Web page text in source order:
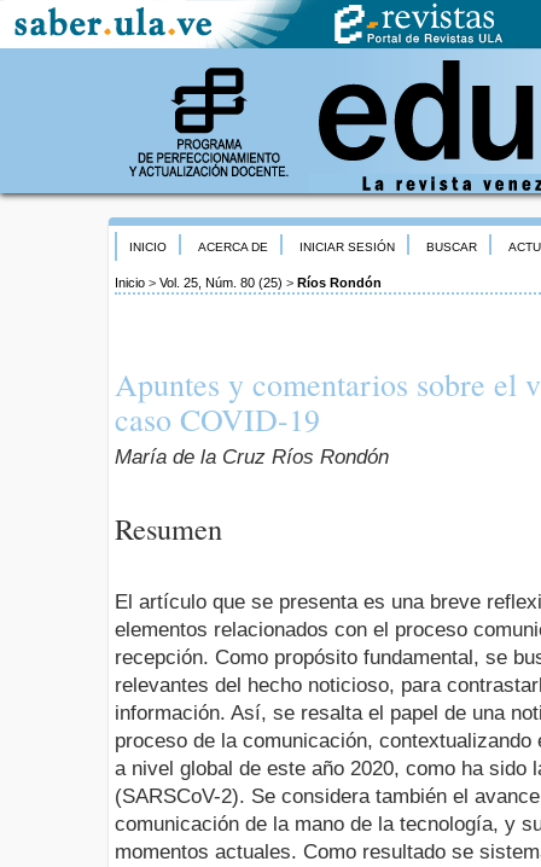
INICIO ACERCA DE INICIAR SESIÓN BUSCAR
Inicio > Vol. 25, Núm. 80 (25) > Ríos Rondón
Apuntes y comentarios sobre el
caso COVID-19
María de la Cruz Ríos Rondón
Resumen
El artículo que se presenta es una breve
elementos relacionados con el proceso
recepción. Como propósito fundamental, se
relevantes del hecho noticioso, para
información. Así, se resalta el papel de una
proceso de la comunicación,
a nivel global de este año 2020, como ha sido
(SARSCoV-2). Se considera también el
comunicación de la mano de la tecnología, y
momentos actuales. Como resultado se